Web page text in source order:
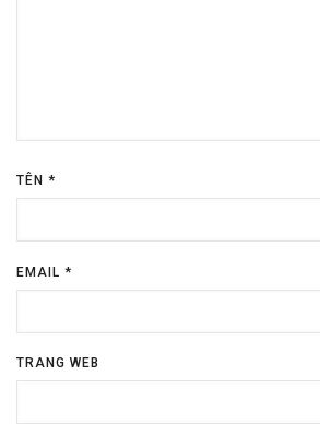
TÊN *
EMAIL *
TRANG WEB